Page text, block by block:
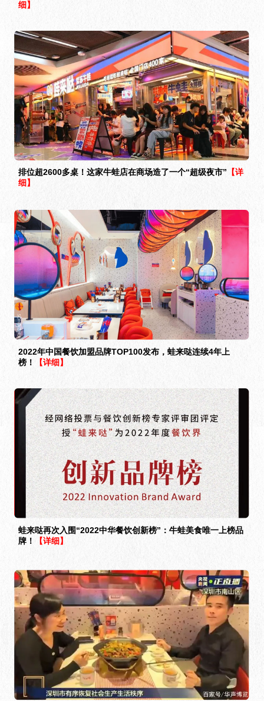
细】
排位超2600多桌！这家牛蛙店在商场造了一个“超级夜市” 【详
细】
2022年中国餐饮加盟品牌TOP100发布，蛙来哒连续4年上
榜！
【详细】
蛙来哒再次入围“2022中华餐饮创新榜”：牛蛙美食唯一上榜品
牌！
【详细】